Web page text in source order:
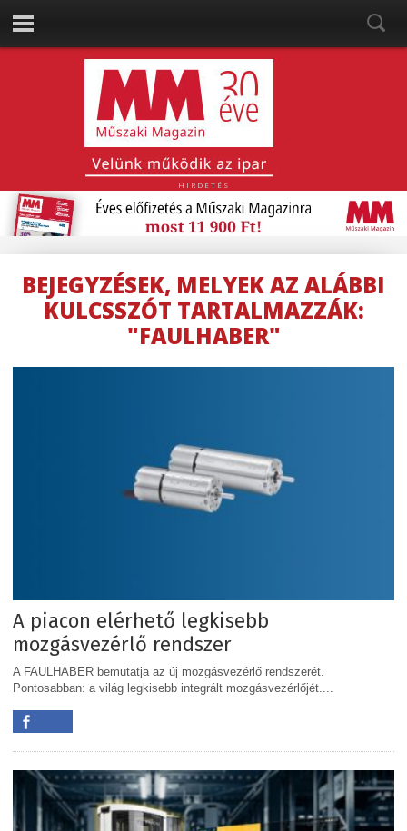
HIRDETÉS
BEJEGYZÉSEK, MELYEK AZ ALÁBBI
KULCSSZÓT TARTALMAZZÁK:
"FAULHABER"
A piacon elérhető legkisebb
mozgásvezérlő rendszer
A FAULHABER bemutatja az új mozgásvezérlő rendszerét.
Pontosabban: a világ legkisebb integrált mozgásvezérlőjét....